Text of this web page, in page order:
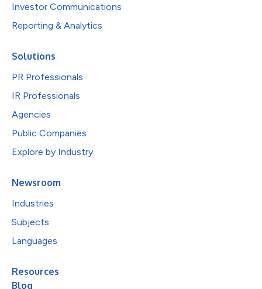
Investor Communications
Reporting & Analytics
Solutions
PR Professionals
IR Professionals
Agencies
Public Companies
Explore by Industry
Newsroom
Industries
Subjects
Languages
Resources
Blog